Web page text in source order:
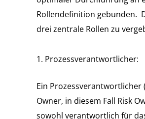
Rollendefinition gebunden.
drei zentrale Rollen zu
Prozessverantwortlicher:
Ein Prozessverantwortlicher
Owner, in diesem Fall Risk
sowohl verantwortlich für